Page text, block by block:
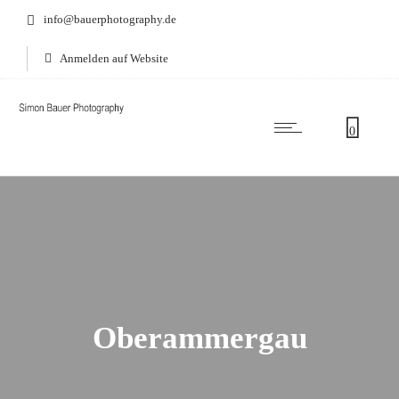
info@bauerphotography.de
Anmelden auf Website
0
Oberammergau